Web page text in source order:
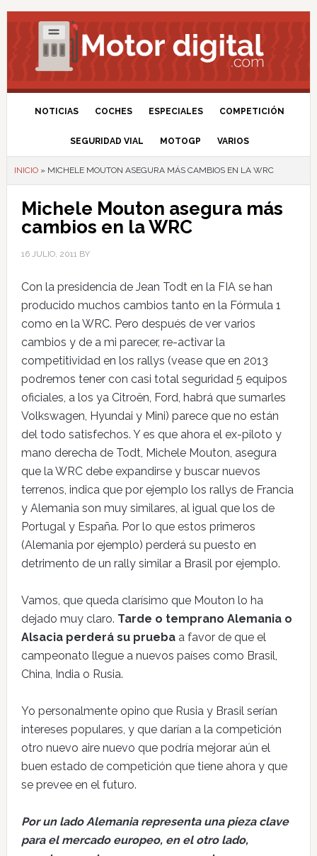
NOTICIAS COCHES ESPECIALES COMPETICIÓN
SEGURIDAD VIAL MOTOGP VARIOS
INICIO» MICHELE MOUTON ASEGURA MÁS CAMBIOS EN LA WRC
Michele Mouton asegura más
cambios en la WRC
16 JULIO, 2011BY
Con la presidencia de Jean Todt en la FIA se han
producido muchos cambios tanto en la Fórmula 1
como en la WRC. Pero después de ver varios
cambios y de a mi parecer, re-activar la
competitividad en los rallys (vease que en 2013
podremos tener con casi total seguridad 5 equipos
oficiales, a los ya Citroën, Ford, habrá que sumarles
Volkswagen, Hyundai y Mini) parece que no están
del todo satisfechos. Y es que ahora el ex-piloto y
mano derecha de Todt, Michele Mouton, asegura
que la WRC debe expandirse y buscar nuevos
terrenos, indica que por ejemplo los rallys de Francia
y Alemania son muy similares, al igual que los de
Portugal y España. Por lo que estos primeros
(Alemania por ejemplo) perderá su puesto en
detrimento de un rally similar a Brasil por ejemplo.
Vamos, que queda clarísimo que Mouton lo ha
dejado muy claro. Tarde o temprano Alemania o
Alsacia perderá su pruebaa favor de que el
campeonato llegue a nuevos países como Brasil,
China, India o Rusia.
Yo personalmente opino que Rusia y Brasil serían
intereses populares, y que darían a la competición
otro nuevo aire nuevo que podría mejorar aún el
buen estado de competición que tiene ahora y que
se prevee en el futuro.
Por un lado Alemania representa una pieza clave
para el mercado europeo, en el otro lado,